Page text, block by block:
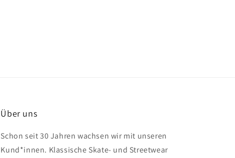
Über uns
Schon seit 30 Jahren wachsen wir mit unseren
Kund*innen. Klassische Skate- und Streetwear